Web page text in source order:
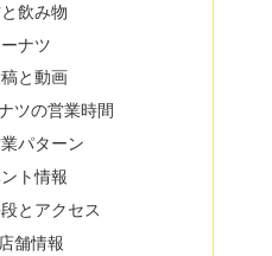
飲み物
ナツ
と動画
ツの営業時間
パターン
ト情報
とアクセス
舗情報